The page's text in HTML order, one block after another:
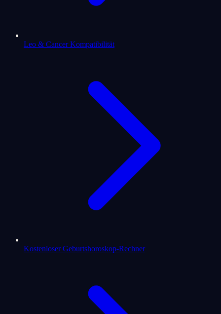
Leo & Cancer Kompatibilität
Kostenloser Geburtshoroskop-Rechner